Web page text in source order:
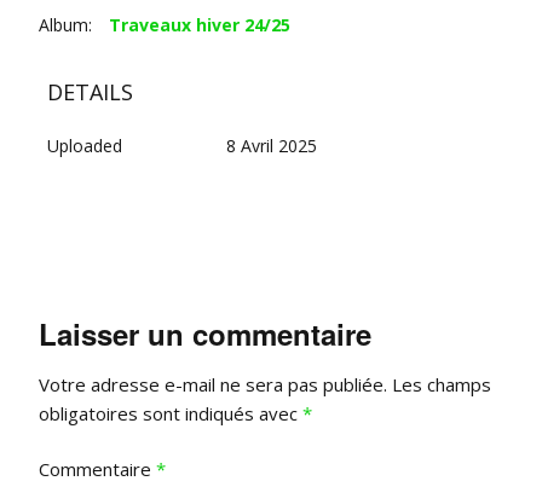
Album: Traveaux hiver 24/25
DETAILS
Uploaded 8 Avril 2025
Laisser un commentaire
Votre adresse e-mail ne sera pas publiée. Les champs
obligatoires sont indiqués avec *
Commentaire *